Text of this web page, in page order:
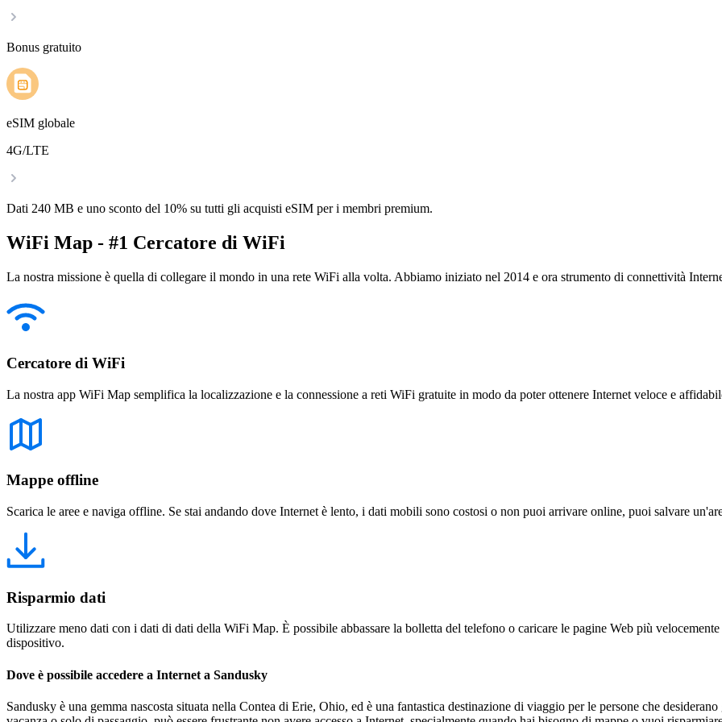
Bonus gratuito
eSIM globale
4G/LTE
Dati 240 MB e uno sconto del 10% su tutti gli acquisti eSIM per i membri premium.
WiFi Map - #1 Cercatore di WiFi
La nostra missione è quella di collegare il mondo in una rete WiFi alla volta. Abbiamo iniziato nel 2014 e ora strumento di connettività
Cercatore di WiFi
La nostra app WiFi Map semplifica la localizzazione e la connessione a reti WiFi gratuite in modo da poter ottenere Internet veloce e
Mappe offline
Scarica le aree e naviga offline. Se stai andando dove Internet è lento, i dati mobili sono costosi o non puoi arrivare online, puoi salvare
Risparmio dati
Utilizzare meno dati con i dati di dati della WiFi Map. È possibile abbassare la bolletta del telefono o caricare le pagine Web più
dispositivo.
Dove è possibile accedere a Internet a Sandusky
Sandusky è una gemma nascosta situata nella Contea di Erie, Ohio, ed è una fantastica destinazione di viaggio per le persone che